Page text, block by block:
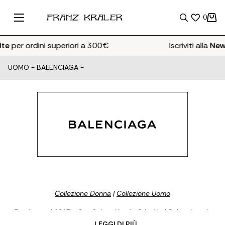
0
ordini superiori a 300€ Iscriviti alla
UOMO - BALENCIAGA -
Collezione Donna |Collezione Uomo
Fondata nel 1917 a San Sebastián da Cristóbal Balenciaga, la
maison ha rivoluzionato il concetto di eleganza attraverso linee